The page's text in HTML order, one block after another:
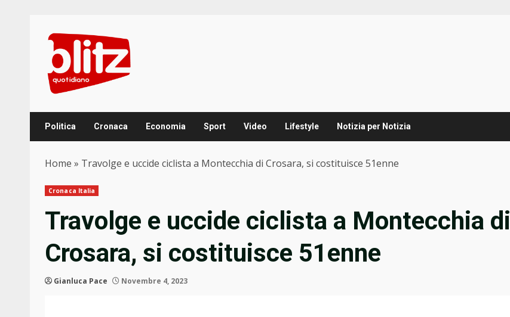
content
Politica Cronaca Economia Sport Video Lifestyle Notizia per Notizia
Home » Travolge e uccide ciclista a Montecchia di Crosara, si costituisce 51enne
Cronaca Italia
Travolge e uccide ciclista a Montecchia di
Crosara, si costituisce 51enne
Gianluca Pace Novembre 4, 2023